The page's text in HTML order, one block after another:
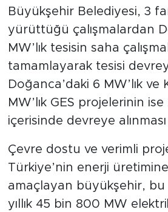
Büyükşehir Belediyesi, 3
yürüttüğü çalışmalardan
MW’lık tesisin saha
tamamlayarak tesisi
Doğanca’daki 6 MW’lık ve
MW’lık GES projelerinin ise
içerisinde devreye
Çevre dostu ve verimli
Türkiye’nin enerji üretimine
amaçlayan büyükşehir,
yıllık 45 bin 800 MW